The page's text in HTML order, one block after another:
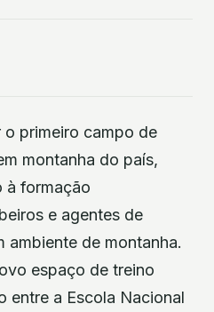
primeiro campo de
montanha do país,
à formação
e agentes de
ambiente de montanha.
espaço de treino
entre a Escola Nacional